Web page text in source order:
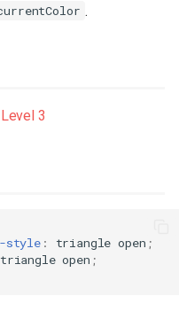
.
3
style: triangle open ;
triangle open ;